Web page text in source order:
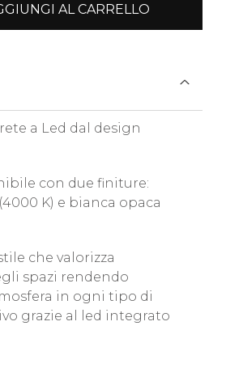
AL CARRELLO
a Led dal design
con due finiture:
K) e bianca opaca
che valorizza
spazi rendendo
in ogni tipo di
grazie al led integrato